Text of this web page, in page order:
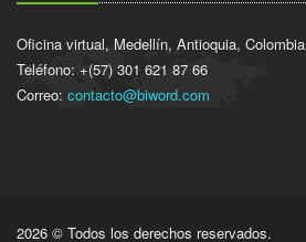
Oficina virtual, Medellín, Antioquia, Colombia
Teléfono: +(57) 301 621 87 66
Correo: contacto@biword.com
2026 © Todos los derechos reservados.